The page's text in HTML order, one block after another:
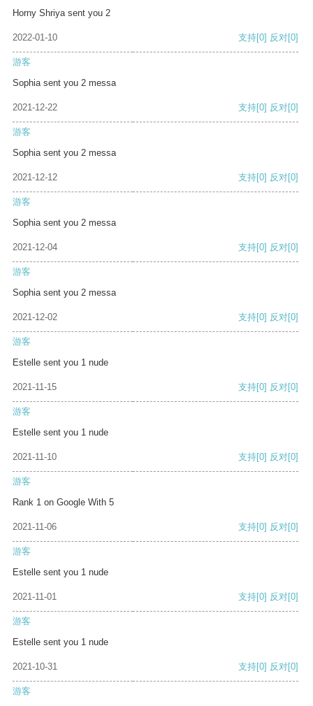
Horny Shriya sent you 2
2022-01-10 支持[0] 反对[0]
游客
Sophia sent you 2 messa
2021-12-22 支持[0] 反对[0]
游客
Sophia sent you 2 messa
2021-12-12 支持[0] 反对[0]
游客
Sophia sent you 2 messa
2021-12-04 支持[0] 反对[0]
游客
Sophia sent you 2 messa
2021-12-02 支持[0] 反对[0]
游客
Estelle sent you 1 nude
2021-11-15 支持[0] 反对[0]
游客
Estelle sent you 1 nude
2021-11-10 支持[0] 反对[0]
游客
Rank 1 on Google With 5
2021-11-06 支持[0] 反对[0]
游客
Estelle sent you 1 nude
2021-11-01 支持[0] 反对[0]
游客
Estelle sent you 1 nude
2021-10-31 支持[0] 反对[0]
游客